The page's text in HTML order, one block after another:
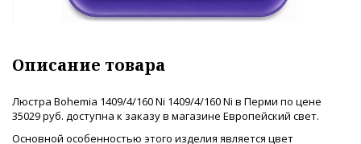
Описание товара
Люстра Bohemia 1409/4/160 Ni 1409/4/160 Ni в Перми по цене
35029 руб. доступна к заказу в магазине Европейский свет.
Основной особенностью этого изделия является цвет